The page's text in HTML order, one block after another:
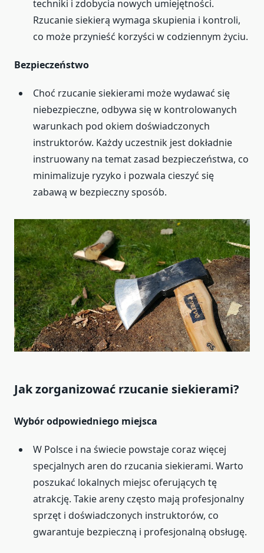
techniki i zdobycia nowych umiejętności.
Rzucanie siekierą wymaga skupienia i kontroli,
co może przynieść korzyści w codziennym życiu.
Bezpieczeństwo
Choć rzucanie siekierami może wydawać się
niebezpieczne, odbywa się w kontrolowanych
warunkach pod okiem doświadczonych
instruktorów. Każdy uczestnik jest dokładnie
instruowany na temat zasad bezpieczeństwa, co
minimalizuje ryzyko i pozwala cieszyć się
zabawą w bezpieczny sposób.
Jak zorganizować rzucanie siekierami?
Wybór odpowiedniego miejsca
W Polsce i na świecie powstaje coraz więcej
specjalnych aren do rzucania siekierami. Warto
poszukać lokalnych miejsc oferujących tę
atrakcję. Takie areny często mają profesjonalny
sprzęt i doświadczonych instruktorów, co
gwarantuje bezpieczną i profesjonalną obsługę.